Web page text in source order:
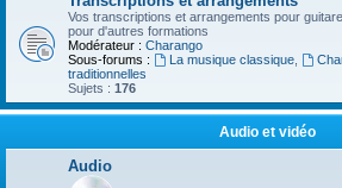
Vos transcriptions et arrangements pour
pour d'autres formations
Modérateur : Charango
Sous-forums :
La musique classique,
traditionnelles
Sujets : 176
Audio et vidéo
Audio